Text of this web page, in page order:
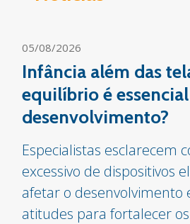
05/08/2026
Infância além das
equilíbrio é
desenvolvimento?
Especialistas esclarecem
excessivo de dispositivos
afetar o desenvolvimento
atitudes para fortalecer